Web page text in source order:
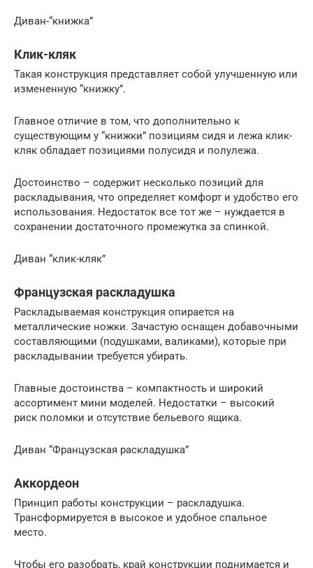
Диван-“книжка”
Клик-кляк
Такая конструкция представляет собой улучшенную или
измененную “книжку”.
Главное отличие в том, что дополнительно к
существующим у “книжки” позициям сидя и лежа клик-
кляк обладает позициями полусидя и полулежа.
Достоинство – содержит несколько позиций для
раскладывания, что определяет комфорт и удобство его
использования. Недостаток все тот же – нуждается в
сохранении достаточного промежутка за спинкой.
Диван “клик-кляк”
Французская раскладушка
Раскладываемая конструкция опирается на
металлические ножки. Зачастую оснащен добавочными
составляющими (подушками, валиками), которые при
раскладывании требуется убирать.
Главные достоинства – компактность и широкий
ассортимент мини моделей. Недостатки – высокий
риск поломки и отсутствие бельевого ящика.
Диван “Французская раскладушка”
Аккордеон
Принцип работы конструкции – раскладушка.
Трансформируется в высокое и удобное спальное
место.
Чтобы его разобрать, край конструкции поднимается и